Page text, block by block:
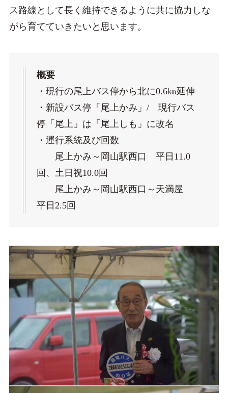
ス路線として長く維持できるように共に協力しな
がら育てていきたいと思います。
概要
・現行の尾上バス停から北に0.6㎞延伸
・新設バス停「尾上かみ」/ 現行バス
停「尾上」は「尾上しも」に改名
・運行系統及び回数
尾上かみ～岡山駅西口 平日11.0
回、土日祝10.0回
尾上かみ～岡山駅西口～天満屋
平日2.5回